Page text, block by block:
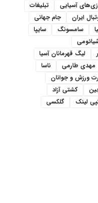
آسیایی
تبلیغات
ایران
جام جهانی
سامسونگ
سایپا
لیگ قهرمانان آسیا
مهدی طارمی
ناسا
ورزش و جوانان
کشتی آزاد
لینک
گلکسی